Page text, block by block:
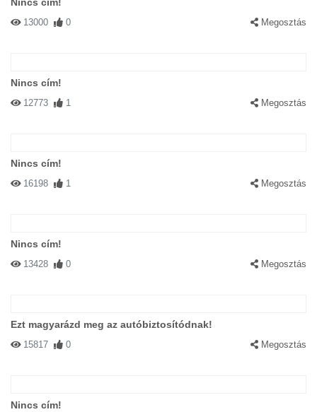
13000 0 Megosztás
Nincs cím!
12773 1 Megosztás
Nincs cím!
16198 1 Megosztás
Nincs cím!
13428 0 Megosztás
Ezt magyarázd meg az autóbiztosítódnak!
15817 0 Megosztás
Nincs cím!